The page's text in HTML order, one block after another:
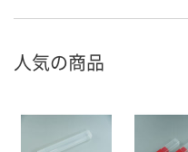
人気の商品